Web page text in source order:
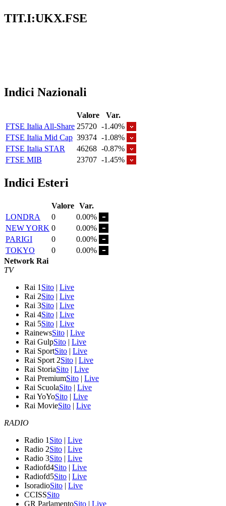
TIT.I:UKX.FSE
Indici Nazionali
Valore
Var.
FTSE Italia All-Share 25720 -1.40%
FTSE Italia Mid Cap 39374 -1.08%
FTSE Italia STAR
46268 -0.87%
FTSE MIB
23707 -1.45%
Indici Esteri
Valore Var.
LONDRA
0
0.00%
NEW YORK 0
0.00%
PARIGI
0
0.00%
TOKYO
0
0.00%
Network Rai
TV
Rai 1 Sito | Live
Rai 2Sito | Live
Rai 3Sito | Live
Rai 4Sito | Live
Rai 5Sito | Live
RainewsSito | Live
Rai GulpSito | Live
Rai SportSito | Live
Rai Sport 2Sito | Live
Rai StoriaSito | Live
Rai PremiumSito | Live
Rai ScuolaSito | Live
Rai YoYoSito | Live
Rai MovieSito | Live
RADIO
Radio 1 Sito | Live
Radio 2Sito | Live
Radio 3Sito | Live
Radiofd4Sito | Live
Radiofd5Sito | Live
IsoradioSito | Live
CCISSSito
GR ParlamentoSito | Live